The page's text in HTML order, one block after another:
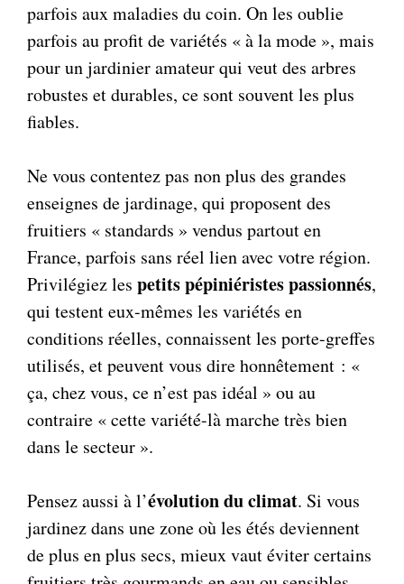
parfois aux maladies du coin. On les oublie
parfois au profit de variétés « à la mode », mais
pour un jardinier amateur qui veut des arbres
robustes et durables, ce sont souvent les plus
fiables.
Ne vous contentez pas non plus des grandes
enseignes de jardinage, qui proposent des
fruitiers « standards » vendus partout en
France, parfois sans réel lien avec votre région.
Privilégiez les petits pépiniéristes passionnés,
qui testent eux-mêmes les variétés en
conditions réelles, connaissent les porte-greffes
utilisés, et peuvent vous dire honnêtement : «
ça, chez vous, ce n’est pas idéal » ou au
contraire « cette variété-là marche très bien
dans le secteur ».
Pensez aussi à l’évolution du climat. Si vous
jardinez dans une zone où les étés deviennent
de plus en plus secs, mieux vaut éviter certains